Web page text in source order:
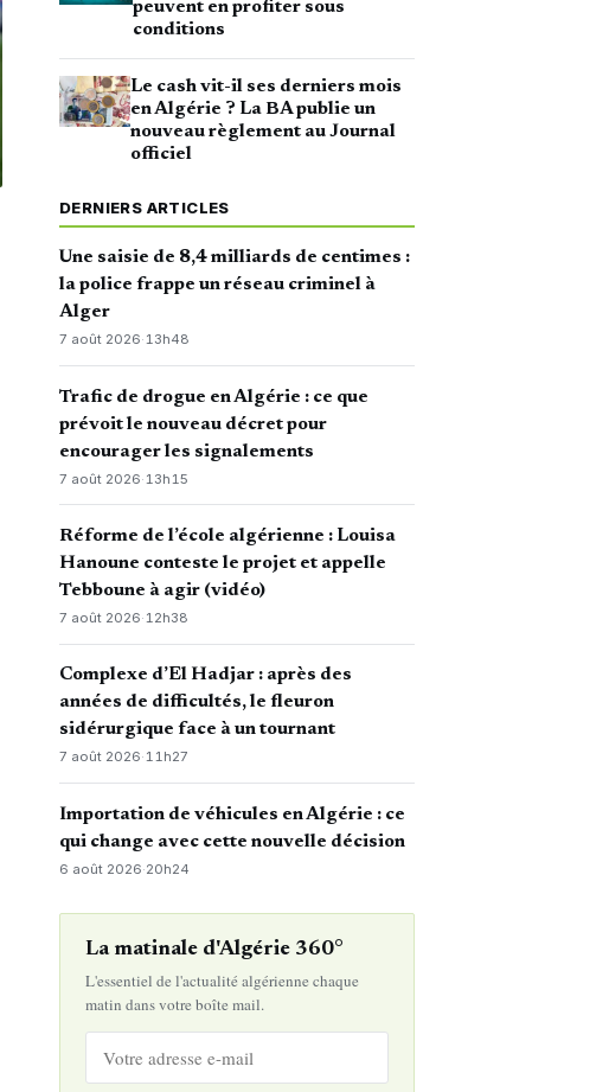
peuvent en profiter sous
conditions
Le cash vit-il ses derniers mois
en Algérie ? La BA publie un
nouveau règlement au Journal
officiel
DERNIERS ARTICLES
Une saisie de 8,4 milliards de centimes :
la police frappe un réseau criminel à
Alger
7 août 2026·13h48
Trafic de drogue en Algérie : ce que
prévoit le nouveau décret pour
encourager les signalements
7 août 2026· 13h15
Réforme de l’école algérienne : Louisa
Hanoune conteste le projet et appelle
Tebboune à agir (vidéo)
7 août 2026·12h38
Complexe d’El Hadjar : après des
années de difficultés, le fleuron
sidérurgique face à un tournant
7 août 2026·11h27
Importation de véhicules en Algérie : ce
qui change avec cette nouvelle décision
6 août 2026·20h24
La matinale d'Algérie 360°
L'essentiel de l'actualité algérienne chaque
matin dans votre boîte mail.